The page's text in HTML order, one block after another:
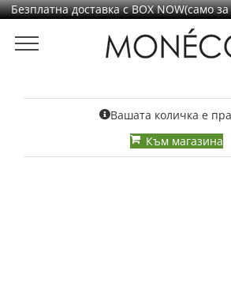
Безплатна доставка с BOX NOW(само
към
Вашата количка е
Към магазина